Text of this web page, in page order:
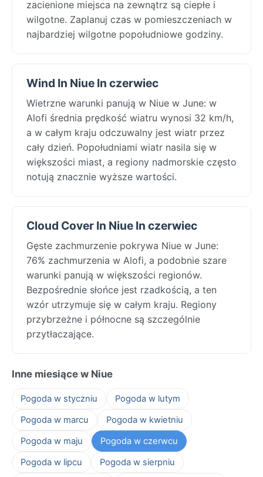
zacienione miejsca na zewnątrz są ciepłe i
wilgotne. Zaplanuj czas w pomieszczeniach w
najbardziej wilgotne popołudniowe godziny.
Wind In Niue In czerwiec
Wietrzne warunki panują w Niue w June: w
Alofi średnia prędkość wiatru wynosi 32 km/h,
a w całym kraju odczuwalny jest wiatr przez
cały dzień. Popołudniami wiatr nasila się w
większości miast, a regiony nadmorskie często
notują znacznie wyższe wartości.
Cloud Cover In Niue In czerwiec
Gęste zachmurzenie pokrywa Niue w June:
76% zachmurzenia w Alofi, a podobnie szare
warunki panują w większości regionów.
Bezpośrednie słońce jest rzadkością, a ten
wzór utrzymuje się w całym kraju. Regiony
przybrzeżne i północne są szczególnie
przytłaczające.
Inne miesiące w Niue
Pogoda w styczniu
Pogoda w lutym
Pogoda w marcu
Pogoda w kwietniu
Pogoda w maju
Pogoda w czerwcu
Pogoda w lipcu
Pogoda w sierpniu